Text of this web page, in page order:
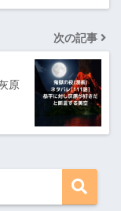
次の記事
原